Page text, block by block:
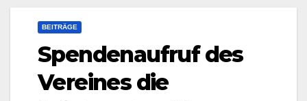
BEITRÄGE
Spendenaufruf des
Vereines die